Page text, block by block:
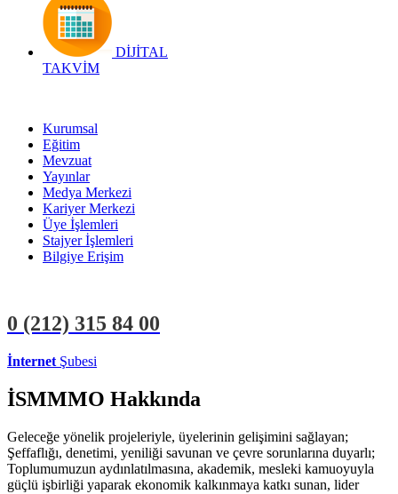
DİJİTAL
TAKVİM
Kurumsal
Eğitim
Mevzuat
Yayınlar
Medya Merkezi
Kariyer Merkezi
Üye İşlemleri
Stajyer İşlemleri
Bilgiye Erişim
0 (212) 315 84 00
İnternet Şubesi
İSMMMO Hakkında
Geleceğe yönelik projeleriyle, üyelerinin gelişimini sağlayan;
Şeffaflığı, denetimi, yeniliği savunan ve çevre sorunlarına duyarlı;
Toplumumuzun aydınlatılmasına, akademik, mesleki kamuoyuyla
güçlü işbirliği yaparak ekonomik kalkınmaya katkı sunan, lider